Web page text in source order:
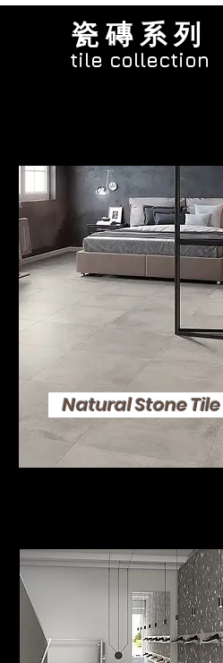
​瓷 磚 系 列
tile collection
Natural Stone Tile